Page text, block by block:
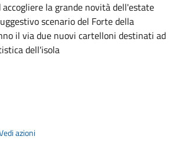
notizia
la grande novità dell'estate
scenario del Forte della
il via due nuovi cartelloni destinati ad
dell'isola
azioni